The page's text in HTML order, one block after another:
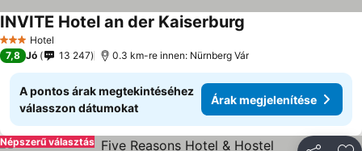
3 Kategória
Hotel
INVITE Hotel an der Kaiserburg
7,8 Jó 13 247 0.3 km-re innen: Nürnberg Vár
A pontos árak megtekintéséhez
válasszon dátumokat
Árak megjelenítése
Népszerű választás